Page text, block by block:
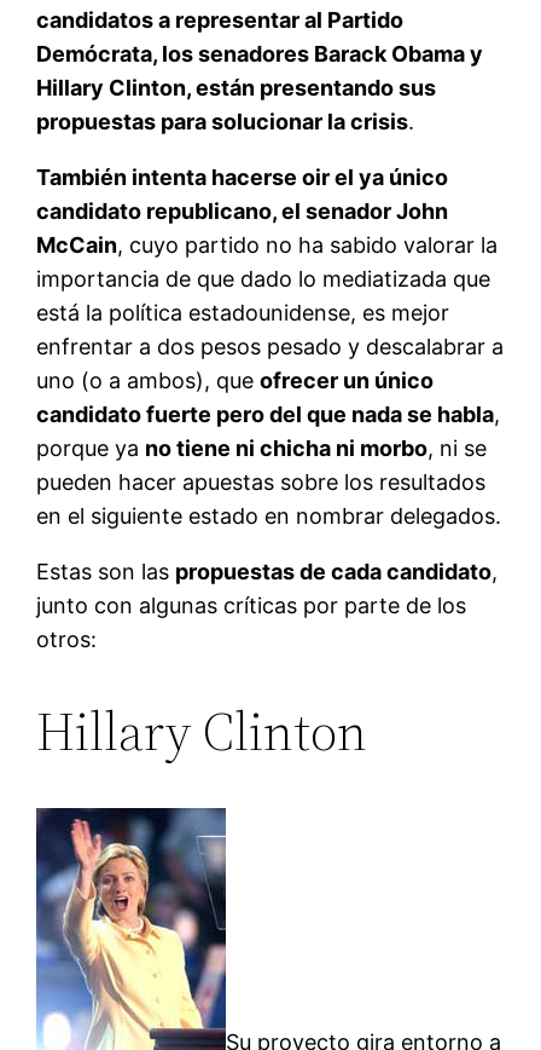
candidatos a representar al Partido
Demócrata, los senadores Barack Obama y
Hillary Clinton, están presentando sus
propuestas para solucionar la crisis.
También intenta hacerse oir el ya único
candidato republicano, el senador John
McCain, cuyo partido no ha sabido valorar la
importancia de que dado lo mediatizada que
está la política estadounidense, es mejor
enfrentar a dos pesos pesado y descalabrar a
uno (o a ambos), queofrecer un único
candidato fuerte pero del que nada se habla,
porque ya no tiene ni chicha ni morbo, ni se
pueden hacer apuestas sobre los resultados
en el siguiente estado en nombrar delegados.
Estas son las propuestas de cada candidato,
junto con algunas críticas por parte de los
otros:
Hillary Clinton
Su proyecto gira entorno a